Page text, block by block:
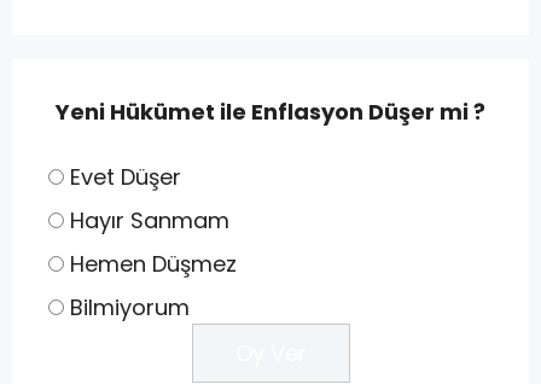
Yeni Hükümet ile Enflasyon Düşer mi ?
Evet Düşer
Hayır Sanmam
Hemen Düşmez
Bilmiyorum